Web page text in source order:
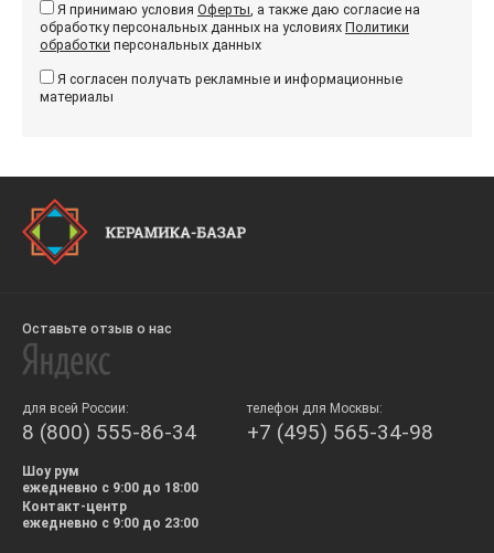
Я принимаю условия Оферты, а также даю согласие на
обработку персональных данных на условиях Политики
обработки персональных данных
Я согласен получать рекламные и информационные
материалы
Оставьте отзыв о нас
для всей России:
8 (800) 555-86-34
телефон для Москвы:
+7 (495) 565-34-98
Шоу рум
ежедневно с 9:00 до 18:00
Контакт-центр
ежедневно с 9:00 до 23:00